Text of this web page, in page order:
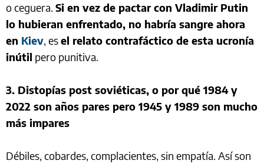
o ceguera. Si en vez de pactar con Vladimir Putin
lo hubieran enfrentado, no habría sangre ahora
en Kiev, esel relato contrafáctico de esta ucronía
inútil pero punitiva.
3. Distopías post soviéticas, o por qué 1984 y
2022 son años pares pero 1945 y 1989 son mucho
más impares
Débiles, cobardes, complacientes, sin empatía. Así son